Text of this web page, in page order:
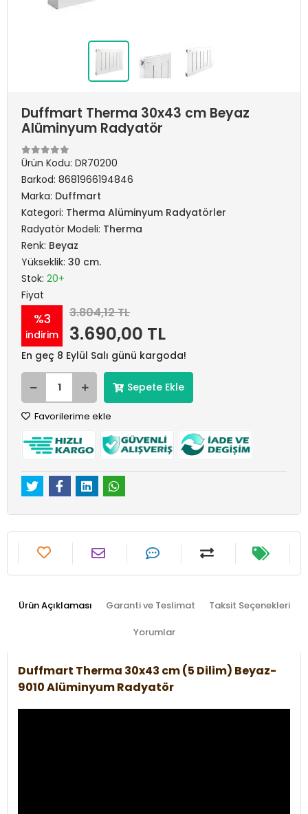
Duffmart Therma 30x43 cm Beyaz
Alüminyum Radyatör
Ürün Kodu: DR70200
Barkod: 8681966194846
Marka: Duffmart
Kategori: Therma Alüminyum Radyatörler
Radyatör Modeli: Therma
Renk: Beyaz
Yükseklik: 30 cm.
Stok: 20+
Fiyat
%3
indirim
3.804,12 TL
3.690,00 TL
En geç 8 Eylül Salı günü kargoda!
Sepete Ekle
Favorilerime ekle
Ürün Açıklaması Garanti ve Teslimat Taksit Seçenekleri
Yorumlar
Duffmart Therma 30x43 cm (5 Dilim) Beyaz-
9010 Alüminyum Radyatör